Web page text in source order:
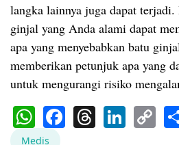
langka lainnya juga dapat
ginjal yang Anda alami dapat
apa yang menyebabkan batu
memberikan petunjuk apa yang
untuk mengurangi risiko
WhatsApp
Facebook
Threads
Medis